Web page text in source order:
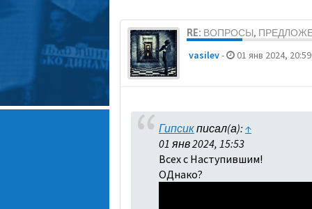
RE: ВОПРОСЫ,
vasilev- 01 янв 2024, 20:59
Гипсикписал(а): ↑
01 янв 2024, 15:53
Всех с Наступившим!
ОДнако?